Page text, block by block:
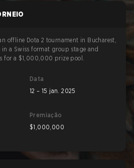
offline Dota 2 tournament in Bucharest,
in a Swiss format group stage and
for a $1,000,000 prize pool.
Data
12 – 15 jan. 2025
Premiação
$1,000,000